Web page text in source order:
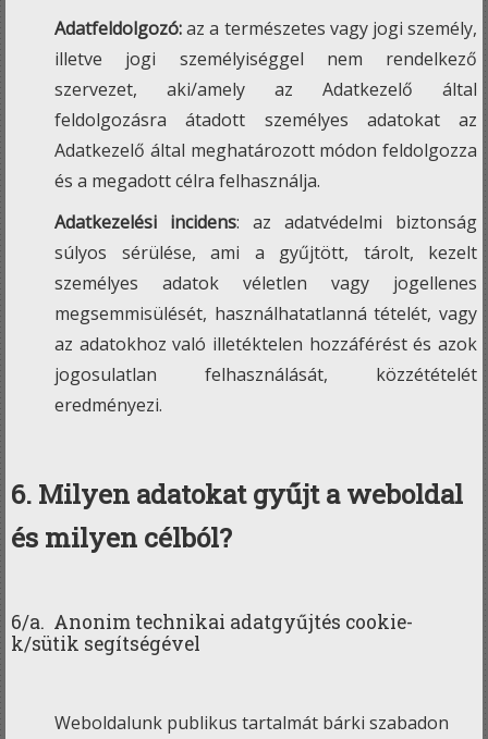
Adatfeldolgozó:az a természetes vagy jogi személy,
illetve jogi személyiséggel nem rendelkező
szervezet, aki/amely az Adatkezelő által
feldolgozásra átadott személyes adatokat az
Adatkezelő által meghatározott módon feldolgozza
és a megadott célra felhasználja.
Adatkezelési incidens: az adatvédelmi biztonság
súlyos sérülése, ami a gyűjtött, tárolt, kezelt
személyes adatok véletlen vagy jogellenes
megsemmisülését, használhatatlanná tételét, vagy
az adatokhoz való illetéktelen hozzáférést és azok
jogosulatlan felhasználását, közzétételét
eredményezi.
6. Milyen adatokat gyűjt a weboldal
és milyen célból?
6/a. Anonim technikai adatgyűjtés cookie-
k/sütik segítségével
Weboldalunk publikus tartalmát bárki szabadon